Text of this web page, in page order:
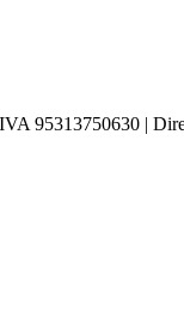
95313750630 |